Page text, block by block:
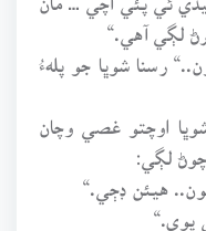
لڳي آهي.“
رسنا شوڀا جو پلهءُ
اوچتو غصي وچان
لڳي:
هيئن ڊڄي.“
پوي.“